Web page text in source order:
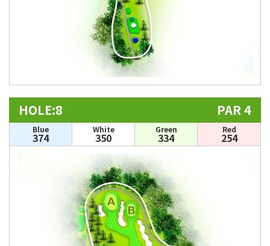
HOLE:8 PAR 4
Blue
374
White
350
Green
334
Red
254